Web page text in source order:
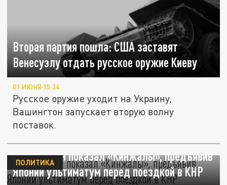
Вторая партия пошла: США заставят
Венесуэлу отдать русское оружие Киеву
01 ИЮНЯ 15:34
Русское оружие уходит на Украину,
Вашингтон запускает вторую волну
поставок.
Sohu: Путин показал «Кинжалы», предъявив
Японии ультиматум перед поездкой в КНР
ПОЛИТИКА